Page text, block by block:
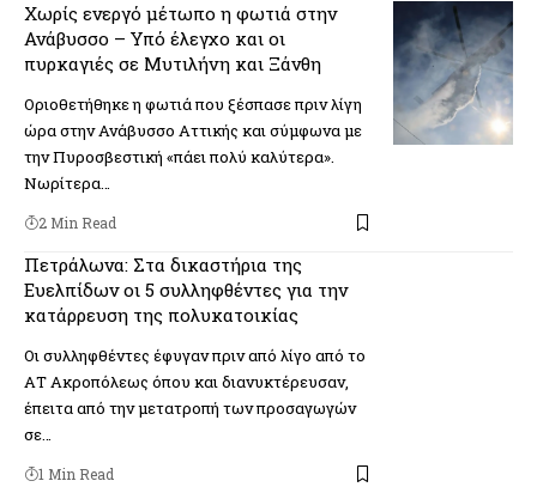
Χωρίς ενεργό μέτωπο η φωτιά στην
Ανάβυσσο – Υπό έλεγχο και οι
πυρκαγιές σε Μυτιλήνη και Ξάνθη
Οριοθετήθηκε η φωτιά που ξέσπασε πριν λίγη
ώρα στην Ανάβυσσο Αττικής και σύμφωνα με
την Πυροσβεστική «πάει πολύ καλύτερα».
Νωρίτερα…
2 Min Read
Πετράλωνα: Στα δικαστήρια της
Ευελπίδων οι 5 συλληφθέντες για την
κατάρρευση της πολυκατοικίας
Οι συλληφθέντες έφυγαν πριν από λίγο από το
ΑΤ Ακροπόλεως όπου και διανυκτέρευσαν,
έπειτα από την μετατροπή των προσαγωγών
σε…
1 Min Read